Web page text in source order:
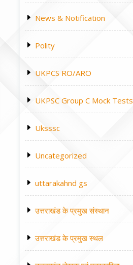
News & Notification
Polity
UKPCS RO/ARO
UKPSC Group C Mock Tests
Uksssc
Uncategorized
uttarakahnd gs
उत्तराखंड के प्रमुख संस्थान
उत्तराखंड के प्रमुख स्थल